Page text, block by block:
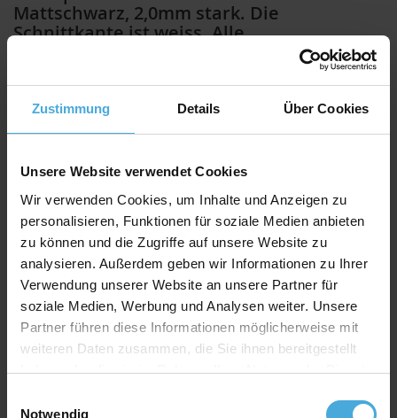
Zustimmung Details Über Cookies
Unsere Website verwendet Cookies
Wir verwenden Cookies, um Inhalte und Anzeigen zu
personalisieren, Funktionen für soziale Medien anbieten
zu können und die Zugriffe auf unsere Website zu
analysieren. Außerdem geben wir Informationen zu Ihrer
Verwendung unserer Website an unsere Partner für
soziale Medien, Werbung und Analysen weiter. Unsere
Partner führen diese Informationen möglicherweise mit
weiteren Daten zusammen, die Sie ihnen bereitgestellt
haben oder die sie im Rahmen Ihrer Nutzung der Dienste
Notwendig
Passepartoutkarton NERO10 in
Mattschwarz, 2,0mm stark. Die
Farbraumkategorie schwarz
Einrahmung
Hochwertiger Passepartoutkarton zum günstigen
Preis. Universell einsetzbar auch als Bastel- und
Präsentationskarton.
Qualitätslevel:Museumsqualität
Farbechtheit:Hohe UV-Beständigkeit der Farben
Material:Alphazellulose /reiner Zellstoff
Eigenschaften: Säure- und ligninfrei, pH-Wert ca. 8,0
Eignung:Für die Einrahmung von Postern, Fotos,
auch als Präsentationskarton und Bastelkarton